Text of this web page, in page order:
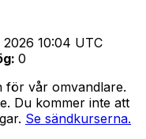
10:04 UTC
: 0
för vår omvandlare.
Du kommer inte att
Se sändkurserna.